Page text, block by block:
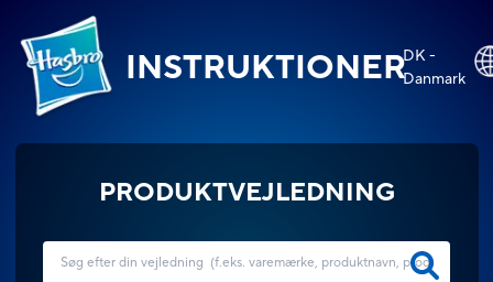
INSTRUKTIONERDK -
Danmark
PRODUKTVEJLEDNING